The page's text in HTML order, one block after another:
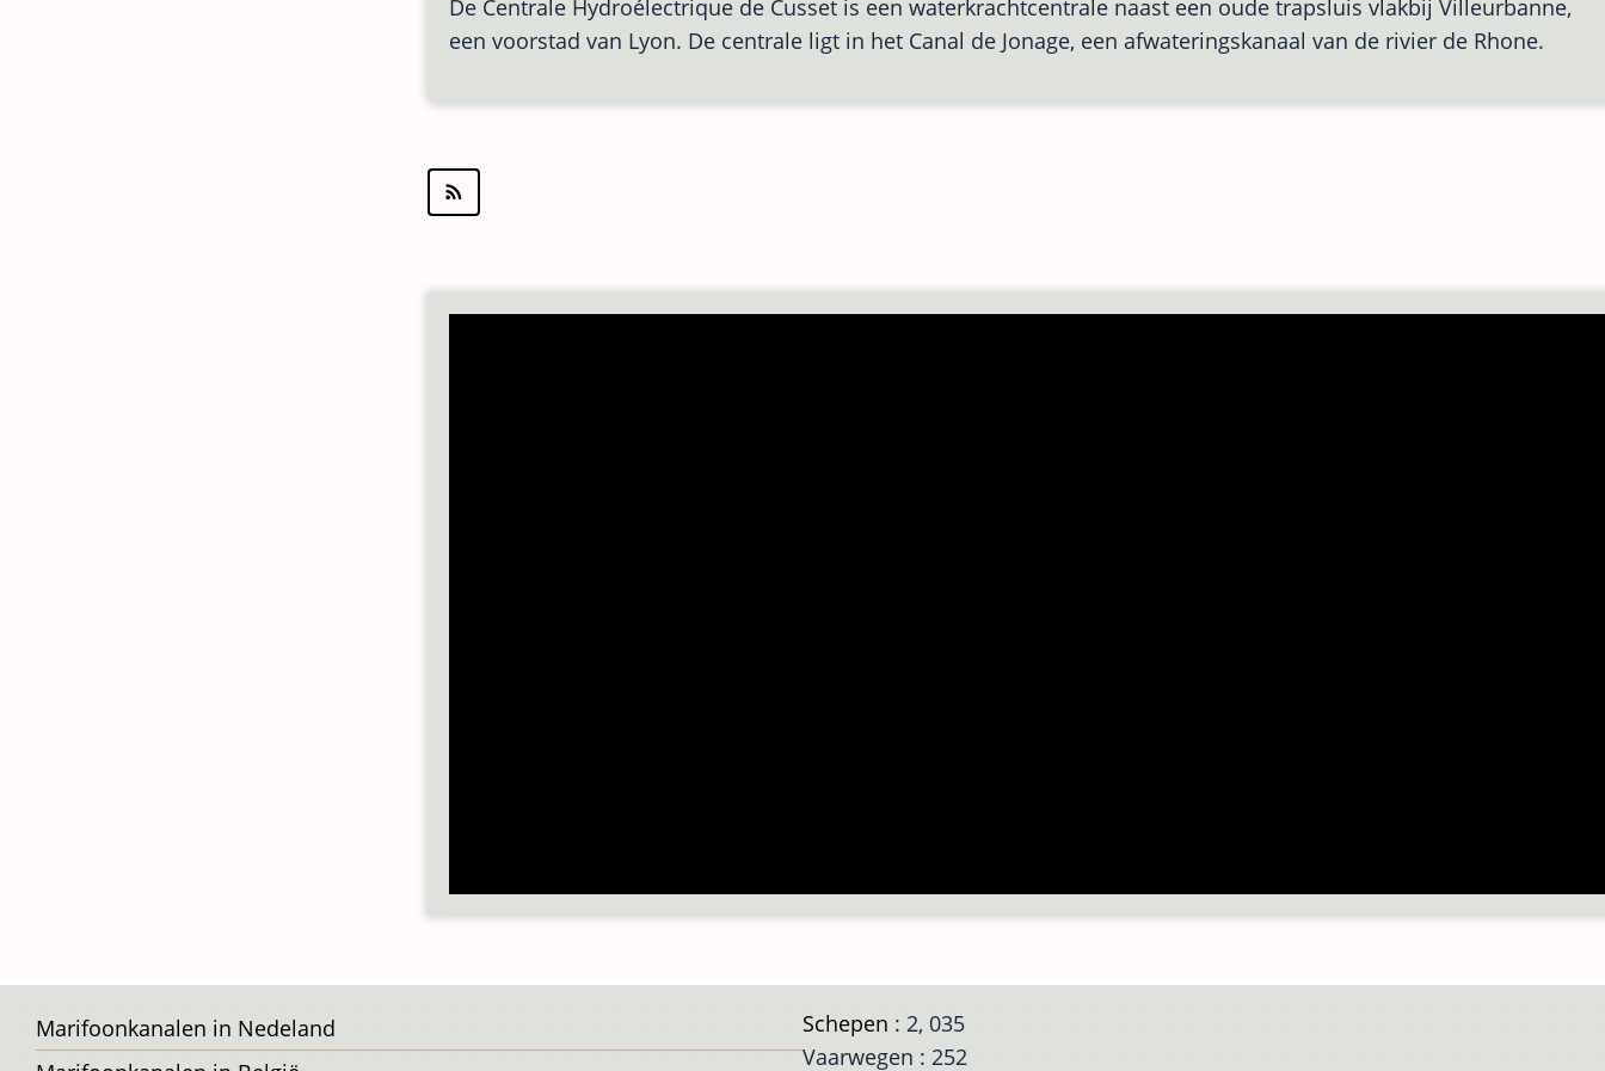
Trapsluis
Cusset
De Centrale Hydroélectrique de Cusset is een waterkrachtcentrale naast een oude trapsluis vlakbij Villeurbanne,
een voorstad van Lyon. De centrale ligt in het Canal de Jonage, een afwateringskanaal van de rivier de Rhone.
Voet
Marifoonkanalen in Nedeland
Schepen : 2, 035
Vaarwegen : 252